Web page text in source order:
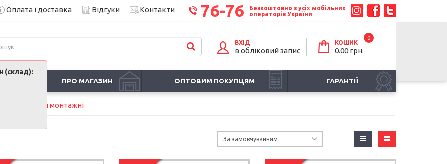
Оплата і доставка Відгуки Контакти 76-76
Безкоштовно з усіх мобільних
операторів України
(склад):
ВХІД
в обліковий запис
КОШИК
0
0.00 грн.
ПРО МАГАЗИН ОПТОВИМ ПОКУПЦЯМ ГАРАНТІЇ
Кути, рейки монтажні